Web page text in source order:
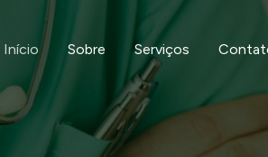
Início Sobre Serviços